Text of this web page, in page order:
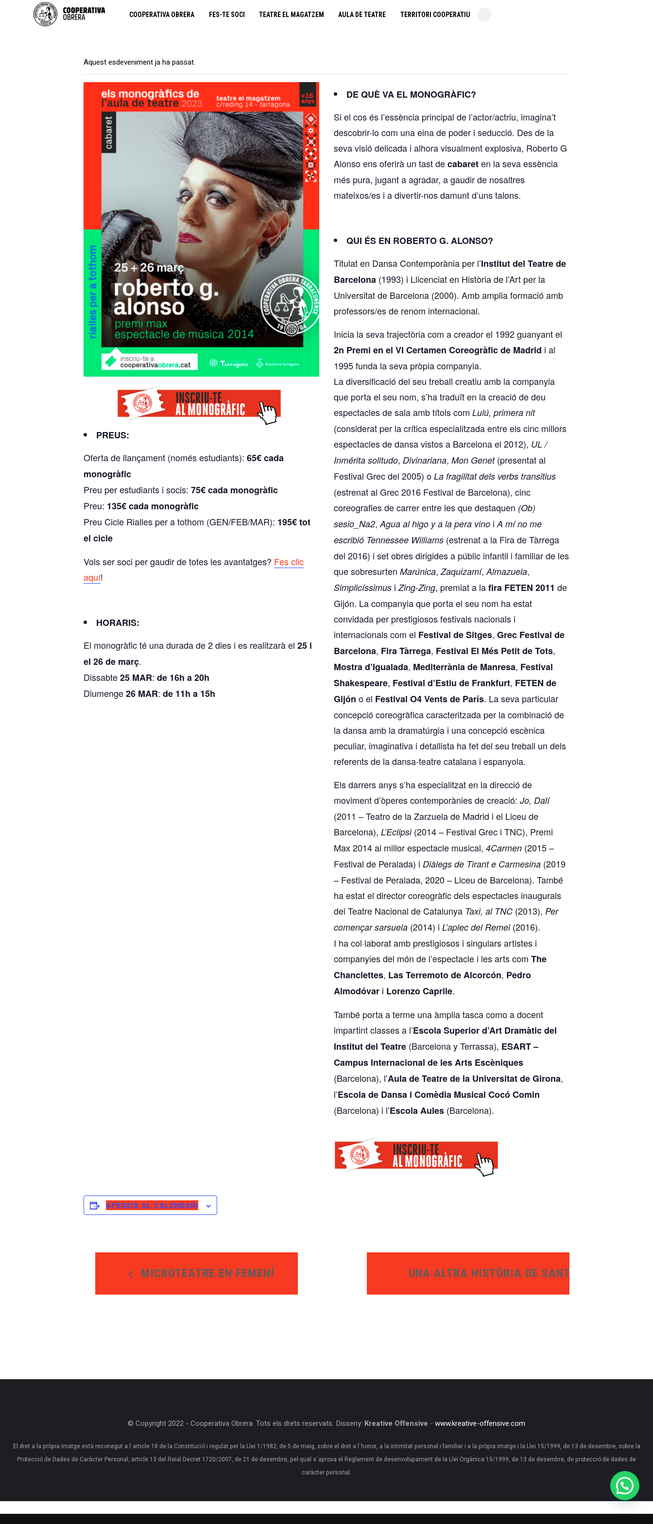
COOPERATIVA OBRERA FES-TE SOCI TEATRE EL MAGATZEM AULA DE TEATRE TERRITORI COOPERATIU
cooperativa obrera
aula de teatre
territori cooperatiu
monogràfics
lloguer d’espais
Aquest esdeveniment ja ha passat.
PREUS:
Oferta de llançament (només estudiants): 65€ cada
monogràfic
Preu per estudiants i socis: 75€ cada monogràfic
Preu: 135€ cada monogràfic
Preu Cicle Rialles per a tothom (GEN/FEB/MAR): 195€ tot
el cicle
Vols ser soci per gaudir de totes les avantatges? Fes clic
aquí!
HORARIS:
El monogràfic té una durada de 2 dies i es realitzarà el 25 i
el 26 de març.
Dissabte25 MAR: de 16h a 20h
Diumenge26 MAR: de 11h a 15h
DE QUÈ VA EL MONOGRÀFIC?
Si el cos és l’essència principal de l’actor/actriu, imagina’t
descobrir-lo com una eina de poder i seducció. Des de la
seva visió delicada i alhora visualment explosiva, Roberto G
Alonso ens oferirà un tast decabareten la seva essència
més pura, jugant a agradar, a gaudir de nosaltres
mateixos/es i a divertir-nos damunt d’uns talons.
QUI ÉS EN ROBERTO G. ALONSO?
Titulat en Dansa Contemporània per l’Institut del Teatre de
Barcelona (1993) i Llicenciat en Història de l’Art per la
Universitat de Barcelona (2000). Amb amplia formació amb
professors/es de renom internacional.
Inicia la seva trajectòria com a creador el 1992 guanyant el
2n Premi en el VI Certamen Coreogràfic de Madrid i al
1995 funda la seva pròpia companyia.
La diversificació del seu treball creatiu amb la companyia
que porta el seu nom, s’ha traduït en la creació de deu
espectacles de sala amb títols com Lulú, primera nit
(considerat per la crítica especialitzada entre els cinc millors
espectacles de dansa vistos a Barcelona el 2012), UL /
Inmérita solitudo, Divinariana, Mon Genet(presentat al
Festival Grec del 2005) o La fragilitat dels verbs transitius
(estrenat al Grec 2016 Festival de Barcelona), cinc
coreografies de carrer entre les que destaquen (Ob)
sesio_Na2, Agua al higo y a la pera vino i A mí no me
escribió Tennessee Williams (estrenat a la Fira de Tàrrega
del 2016) i set obres dirigides a públic infantil i familiar de les
que sobresurten Marúnica, Zaquizamí, Almazuela,
Simplicíssimus i Zing-Zing, premiat a lafira FETEN 2011 de
Gijón. La companyia que porta el seu nom ha estat
convidada per prestigiosos festivals nacionals i
internacionals com el Festival de Sitges, Grec Festival de
Barcelona, Fira Tàrrega, Festival El Més Petit de Tots,
Mostra d’Igualada, Mediterrània de Manresa, Festival
Shakespeare, Festival d’Estiu de Frankfurt, FETEN de
Gijón o el Festival O4 Vents de París. La seva particular
concepció coreogràfica caracteritzada per la combinació de
la dansa amb la dramatúrgia i una concepció escènica
peculiar, imaginativa i detallista ha fet del seu treball un dels
referents de la dansa-teatre catalana i espanyola.
Els darrers anys s’ha especialitzat en la direcció de
moviment d’òperes contemporànies de creació: Jo, Dalí
(2011 – Teatro de la Zarzuela de Madrid i el Liceu de
Barcelona), L’Eclipsi(2014 – Festival Grec i TNC), Premi
Max 2014 al millor espectacle musical, 4Carmen (2015 –
Festival de Peralada) i Diàlegs de Tirant e Carmesina (2019
– Festival de Peralada, 2020 – Liceu de Barcelona). També
ha estat el director coreogràfic dels espectacles inaugurals
del Teatre Nacional de Catalunya Taxi, al TNC (2013), Per
començar sarsuela (2014) i L’aplec del Remei(2016).
I ha col·laborat amb prestigiosos i singulars artistes i
companyies del món de l’espectacle i les arts com The
Chanclettes, Las Terremoto de Alcorcón, Pedro
Almodóvar i Lorenzo Caprile.
També porta a terme una àmplia tasca como a docent
impartint classes a l’Escola Superior d’Art Dramàtic del
Institut del Teatre (Barcelona y Terrassa), ESART –
Campus Internacional de les Arts Escèniques
(Barcelona), l’Aula de Teatre de la Universitat de Girona,
l’Escola de Dansa i Comèdia Musical Cocó Comin
(Barcelona) i l’Escola Aules (Barcelona).
AFEGEIX AL CALENDARI
MICROTEATRE EN FEMENÍ UNA ALTRA HISTÒRIA DE SANT JORDI
© Copyright 2022 - Cooperativa Obrera. Tots els drets reservats. Disseny: Kreative Offensive - www.kreative-offensive.com
El dret a la pròpia imatge està reconegut a l´article 18 de la Constitució i regulat per la Llei 1/1982, de 5 de maig, sobre el dret a l´honor, a la intimitat personal i familiar i a la pròpia imatge i la Llei 15/1999, de 13 de desembre, sobre la
Protecció de Dades de Caràcter Personal, article 13 del Reial Decret 1720/2007, de 21 de desembre, pel qual s´aprova el Reglament de desenvolupament de la Llei Orgànica 15/1999, de 13 de desembre, de protecció de dades de
caràcter personal.